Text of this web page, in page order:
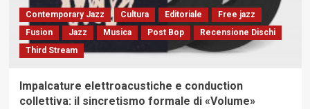
Contemporary Jazz Cultura Editoriale
Free jazz
Fusion
Jazz Musica Post Bop
Recensione Dischi
Third Stream
Impalcature elettroacustiche e conduction
collettiva: il sincretismo formale di «Volume»